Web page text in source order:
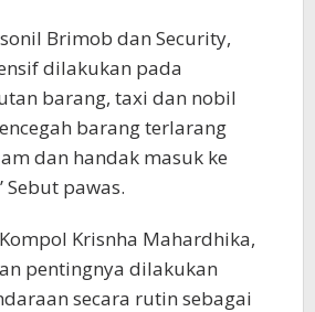
Brimob dan Security,
dilakukan pada
barang, taxi dan nobil
barang terlarang
dan handak masuk ke
pawas.
Krisnha Mahardhika,
pentingnya dilakukan
secara rutin sebagai